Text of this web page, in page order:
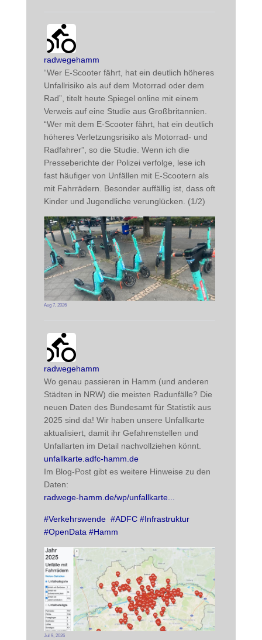
radwegehamm avatar
radwegehamm
“Wer E-Scooter fährt, hat ein deutlich höheres
Unfallrisiko als auf dem Motorrad oder dem
Rad”, titelt heute Spiegel online mit einem
Verweis auf eine Studie aus Großbritannien.
“Wer mit dem E-Scooter fährt, hat ein deutlich
höheres Verletzungsrisiko als Motorrad- und
Radfahrer”, so die Studie. Wenn ich die
Presseberichte der Polizei verfolge, lese ich
fast häufiger von Unfällen mit E-Scootern als
mit Fahrrädern. Besonder auffällig ist, dass oft
Kinder und Jugendliche verunglücken. (1/2)
Aug 7, 2026
radwegehamm avatar
radwegehamm
Wo genau passieren in Hamm (und anderen
Städten in NRW) die meisten Radunfälle? Die
neuen Daten des Bundesamt für Statistik aus
2025 sind da! Wir haben unsere Unfallkarte
aktualisiert, damit ihr Gefahrenstellen und
Unfallarten im Detail nachvollziehen könnt.
unfallkarte.adfc-hamm.de
Im Blog-Post gibt es weitere Hinweise zu den
Daten:
radwege-hamm.de/wp/unfallkarte
#Verkehrswende #ADFC #Infrastruktur
#OpenData #Hamm
Jul 9, 2026